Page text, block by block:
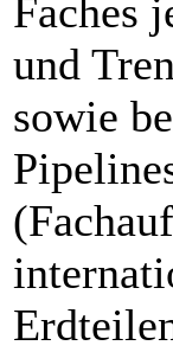
Faches
und
sowie